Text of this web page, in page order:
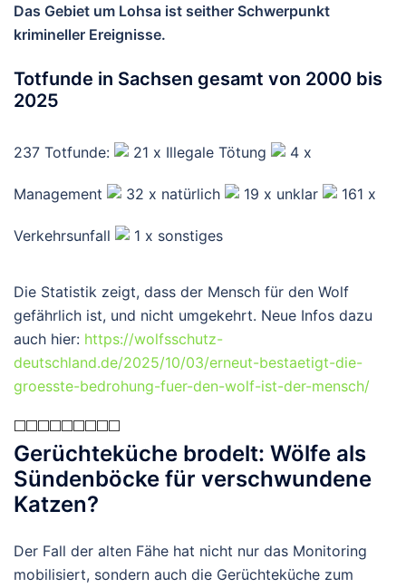
Das Gebiet um Lohsa ist seither Schwerpunkt
krimineller Ereignisse.
Totfunde in Sachsen gesamt von 2000 bis
2025
237 Totfunde: 21 x Illegale Tötung 4 x
Management 32 x natürlich 19 x unklar 161 x
Verkehrsunfall 1 x sonstiges
Die Statistik zeigt, dass der Mensch für den Wolf
gefährlich ist, und nicht umgekehrt. Neue Infos dazu
auch hier: https://wolfsschutz-
deutschland.de/2025/10/03/erneut-bestaetigt-die-
groesste-bedrohung-fuer-den-wolf-ist-der-mensch/
Gerüchteküche brodelt: Wölfe als
Sündenböcke für verschwundene
Katzen?
Der Fall der alten Fähe hat nicht nur das Monitoring
mobilisiert, sondern auch die Gerüchteküche zum